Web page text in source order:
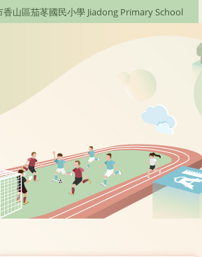
置
香山區茄苳國民小學 Jiadong Primary School